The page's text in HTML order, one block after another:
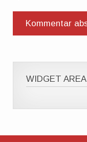
WIDGET AREA